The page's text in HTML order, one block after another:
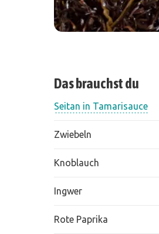
Das brauchst du
Seitan in Tamarisauce
Zwiebeln
Knoblauch
Ingwer
Rote Paprika